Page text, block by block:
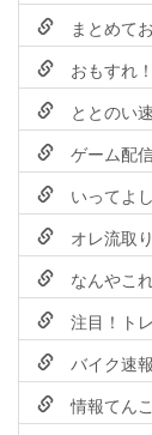
まとめて
おもすれ
ととのい
ゲーム配
いってよ
オレ流取
なんやこ
注目！トレ
バイク速
情報てん